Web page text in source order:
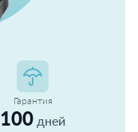
Гарантия
100 дней